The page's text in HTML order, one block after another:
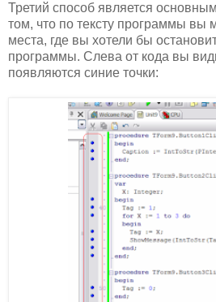
Третий способ является
том, что по тексту программы вы
места, где вы хотели бы
программы. Слева от кода вы
появляются синие точки: